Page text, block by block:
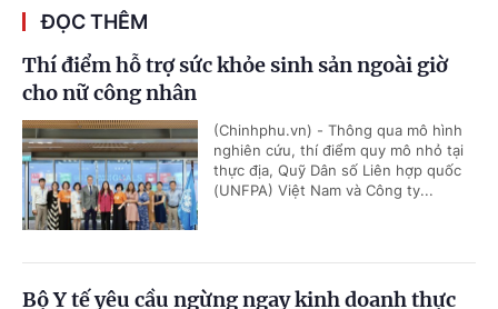
ĐỌC THÊM
Thí điểm hỗ trợ sức khỏe sinh sản ngoài giờ
cho nữ công nhân
(Chinhphu.vn) - Thông qua mô hình
nghiên cứu, thí điểm quy mô nhỏ tại
thực địa, Quỹ Dân số Liên hợp quốc
(UNFPA) Việt Nam và Công ty...
Bộ Y tế yêu cầu ngừng ngay kinh doanh thực